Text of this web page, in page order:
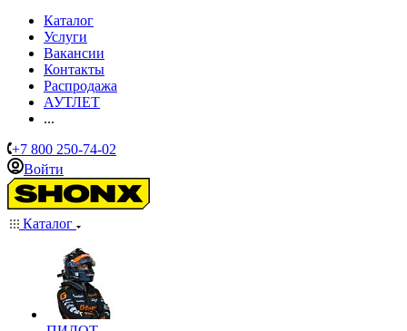
Каталог
Услуги
Вакансии
Контакты
Распродажа
АУТЛЕТ
...
+7 800 250-74-02
Войти
Каталог